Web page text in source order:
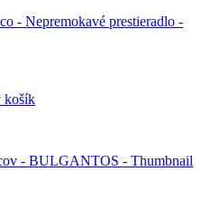
košík